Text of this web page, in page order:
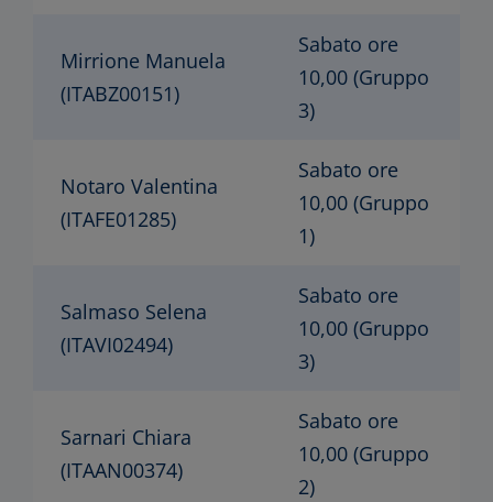
Mirrione Manuela
(ITABZ00151)
Sabato ore
10,00 (Gruppo
3)
Notaro Valentina
(ITAFE01285)
Sabato ore
10,00 (Gruppo
1)
Salmaso Selena
(ITAVI02494)
Sabato ore
10,00 (Gruppo
3)
Sarnari Chiara
(ITAAN00374)
Sabato ore
10,00 (Gruppo
2)